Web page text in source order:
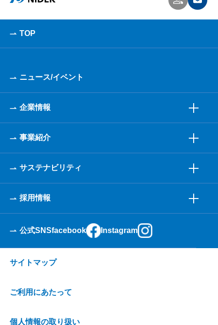
TOP
ニュース/イベント
企業情報
事業紹介
サステナビリティ
採用情報
公式SNSfacebook Instagram
サイトマップ
ご利用にあたって
個人情報の取り扱い